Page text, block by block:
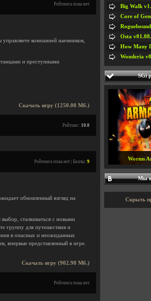
Рейтинга пока нет
компанией наемников,
и преступными
Скачать игру (1250.00 Мб.)
Рейтинг: 10.0
Рейтинга пока нет | Баллы: 9
обновленный взгляд на
выбор, сталкиваться с новыми
группу для путешествия и
в опасных и неожиданных
впервые представленный в игре.
Скачать игру (902.98 Мб.)
Рейтинга пока нет
Big Walk
Core of
Osta
How Many
SGi
Worms
Мы в
Скрыть